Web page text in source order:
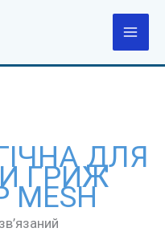
ДЛЯ
ГРИЖ
MESH